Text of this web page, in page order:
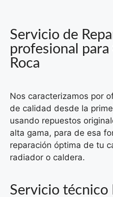
Servicio de
profesional para
Roca
Nos caracterizamos por
de calidad desde la
usando repuestos
alta gama, para de esa
reparación óptima de tu
radiador o caldera.
Servicio técnico